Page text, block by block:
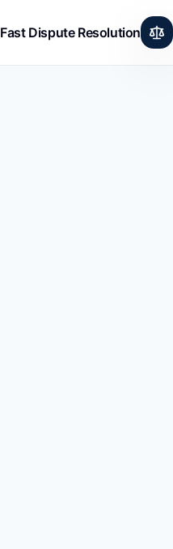
Fast Dispute Resolution